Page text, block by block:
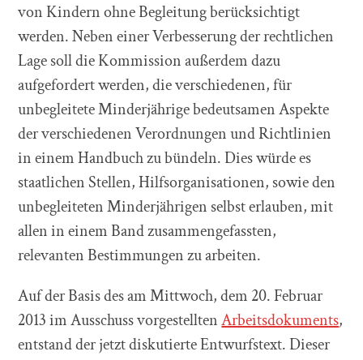
von Kindern ohne Begleitung berücksichtigt
werden. Neben einer Verbesserung der rechtlichen
Lage soll die Kommission außerdem dazu
aufgefordert werden, die verschiedenen, für
unbegleitete Minderjährige bedeutsamen Aspekte
der verschiedenen Verordnungen und Richtlinien
in einem Handbuch zu bündeln. Dies würde es
staatlichen Stellen, Hilfsorganisationen, sowie den
unbegleiteten Minderjährigen selbst erlauben, mit
allen in einem Band zusammengefassten,
relevanten Bestimmungen zu arbeiten.
Auf der Basis des am Mittwoch, dem 20. Februar
2013 im Ausschuss vorgestelltenArbeitsdokuments,
entstand der jetzt diskutierte Entwurfstext. Dieser